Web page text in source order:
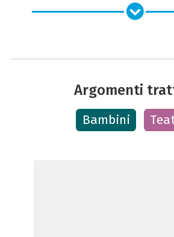
Argomenti
Bambini